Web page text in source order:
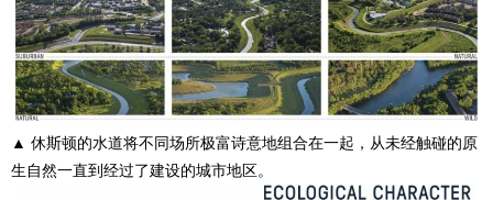
▲ 休斯顿的水道将不同场所极富诗意地组合在一起，从未经触碰的原
生自然一直到经过了建设的城市地区。